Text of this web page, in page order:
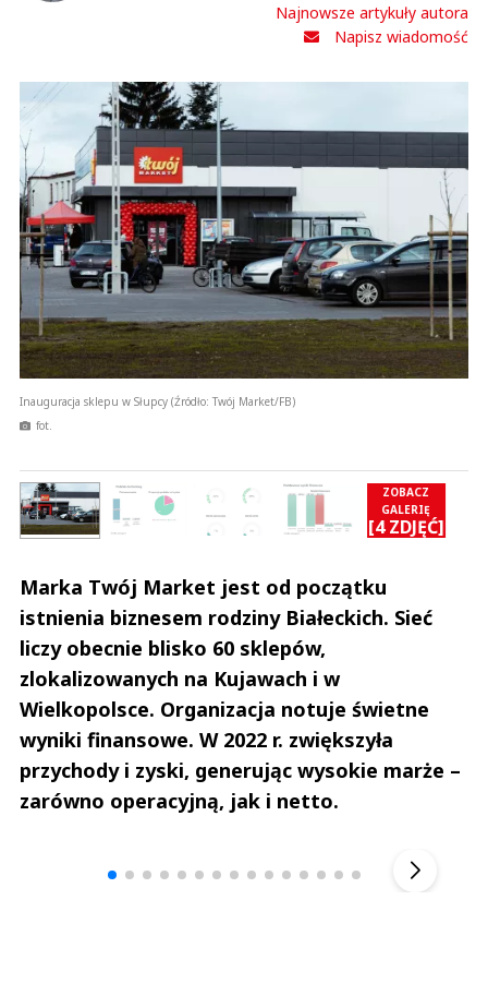
Najnowsze artykuły autora
Napisz wiadomość
Inauguracja sklepu w Słupcy (Źródło: Twój Market/FB)
fot.
ZOBACZ
GALERIĘ
[4 ZDJĘĆ]
Marka Twój Market jest od początku
istnienia biznesem rodziny Białeckich. Sieć
liczy obecnie blisko 60 sklepów,
zlokalizowanych na Kujawach i w
Wielkopolsce. Organizacja notuje świetne
wyniki finansowe. W 2022 r. zwiększyła
przychody i zyski, generując wysokie marże –
zarówno operacyjną, jak i netto.
Andrzej i Marta Sterniccy